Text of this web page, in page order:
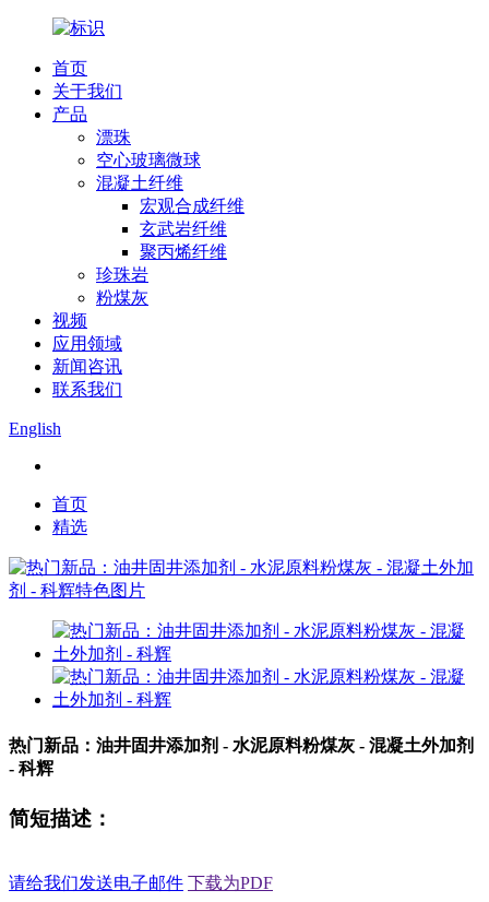
首页
关于我们
产品
漂珠
空心玻璃微球
混凝土纤维
宏观合成纤维
玄武岩纤维
聚丙烯纤维
珍珠岩
粉煤灰
视频
应用领域
新闻咨讯
联系我们
English
首页
精选
热门新品：油井固井添加剂 - 水泥原料粉煤灰 - 混凝土外加剂
- 科辉
简短描述：
请给我们发送电子邮件 下载为PDF